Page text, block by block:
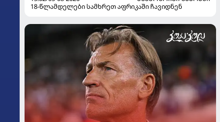
18-წლამდელები სამხრეთ აფრიკაში ჩავიდნენ